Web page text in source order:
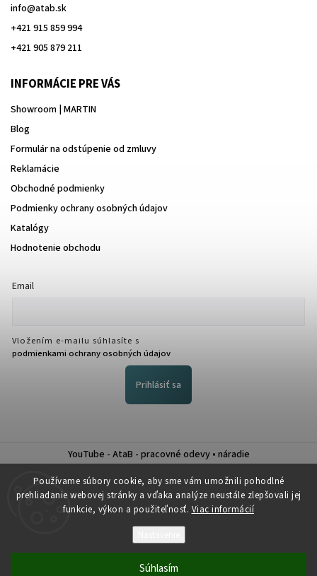
Používame súbory cookie, aby sme vám umožnili pohodlné
prehliadanie webovej stránky a vďaka analýze neustále zlepšovali jej
funkcie, výkon a použiteľnosť. Viac informácií
Súhlasím
info@atab.sk
+421 915 859 994
+421 905 879 211
INFORMÁCIE PRE VÁS
Showroom | MARTIN
Blog
Formulár na odstúpenie od zmluvy
Reklamácie
Obchodné podmienky
Podmienky ochrany osobných údajov
Katalógy
Hodnotenie obchodu
Email
Vložením e-mailu súhlasíte s
podmienkami ochrany osobných údajov
Prihlásiť sa
YouTube - AtaB - pracovné odevy • náradie
Nákup na splátky QUATRO
Atab. Všetky práva vyhradené.